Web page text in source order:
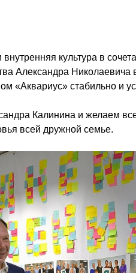
внутренняя культура в
Александра
«Аквариус» стабильно и
Калинина и желаем
всей дружной семье.